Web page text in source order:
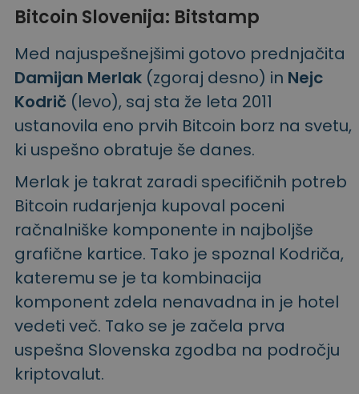
Bitcoin Slovenija: Bitstamp
Med najuspešnejšimi gotovo prednjačita
Damijan Merlak (zgoraj desno) in Nejc
Kodrič (levo), saj sta že leta 2011
ustanovila eno prvih Bitcoin borz na svetu,
ki uspešno obratuje še danes.
Merlak je takrat zaradi specifičnih potreb
Bitcoin rudarjenja kupoval poceni
račnalniške komponente in najboljše
grafične kartice. Tako je spoznal Kodriča,
kateremu se je ta kombinacija
komponent zdela nenavadna in je hotel
vedeti več. Tako se je začela prva
uspešna Slovenska zgodba na področju
kriptovalut.